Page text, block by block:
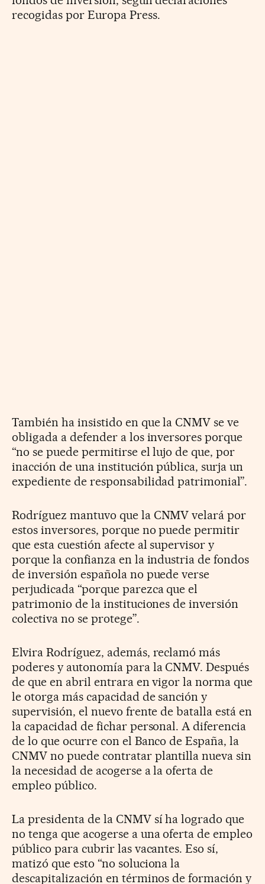
recogidas por Europa Press.
También ha insistido en que la CNMV se ve
obligada a defender a los inversores porque
“no se puede permitirse el lujo de que, por
inacción de una institución pública, surja un
expediente de responsabilidad patrimonial”.
Rodríguez mantuvo que la CNMV velará por
estos inversores, porque no puede permitir
que esta cuestión afecte al supervisor y
porque la confianza en la industria de fondos
de inversión española no puede verse
perjudicada “porque parezca que el
patrimonio de la instituciones de inversión
colectiva no se protege”.
Elvira Rodríguez, además, reclamó más
poderes y autonomía para la CNMV. Después
de que en abril entrara en vigor la norma que
le otorga más capacidad de sanción y
supervisión, el nuevo frente de batalla está en
la capacidad de fichar personal. A diferencia
de lo que ocurre con el Banco de España, la
CNMV no puede contratar plantilla nueva sin
la necesidad de acogerse a la oferta de
empleo público.
La presidenta de la CNMV sí ha logrado que
no tenga que acogerse a una oferta de empleo
público para cubrir las vacantes. Eso sí,
matizó que esto “no soluciona la
descapitalización en términos de formación y